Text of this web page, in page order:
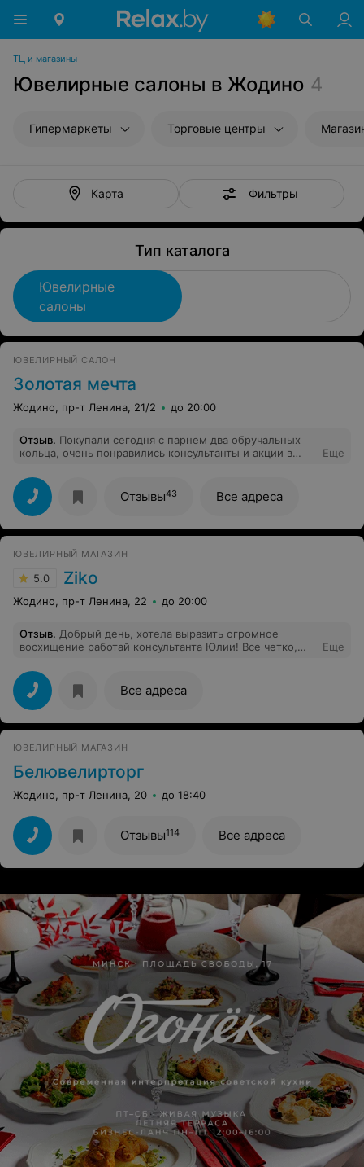
ТЦ и магазины
Ювелирные салоны в Жодино 4
Гипермаркеты Торговые центры
Карта Фильтры
Тип каталога
Ювелирные
салоны
ЮВЕЛИРНЫЙ САЛОН
Золотая мечта
Жодино, пр-т Ленина, 21/2 до 20:00
Отзыв. Покупали сегодня с парнем два обручальных
кольца, очень понравились консультанты и акции в
хорошей скидкой. Спасибо огромное вашему
персоналу, особенно женщине - блондинке за
качественное обслуживание. Будем приходить к вам
еще!
Еще
Отзывы43 Все адреса
ЮВЕЛИРНЫЙ МАГАЗИН
5.0 Ziko
Жодино, пр-т Ленина, 22 до 20:00
Отзыв. Добрый день, хотела выразить огромное
восхищение работай консультанта Юлии! Все четко,
от салона. Такой атмосферой магазины в Жодино не
радуют.
Еще
Все адреса
ЮВЕЛИРНЫЙ МАГАЗИН
Белювелирторг
Жодино, пр-т Ленина, 20 до 18:40
Отзывы114 Все адреса